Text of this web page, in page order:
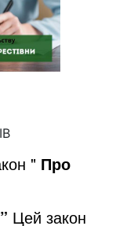
" Про
Цей закон